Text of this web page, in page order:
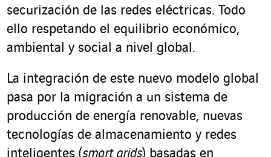
securización de las redes eléctricas. Todo
ello respetando el equilibrio económico,
ambiental y social a nivel global.
La integración de este nuevo modelo global
pasa por la migración a un sistema de
producción de energía renovable, nuevas
tecnologías de almacenamiento y redes
inteligentes (smart grids) basadas en